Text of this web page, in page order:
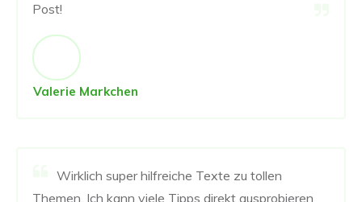
Post!
Valerie Markchen
Wirklich super hilfreiche Texte zu tollen
Themen. Ich kann viele Tipps direkt ausprobieren